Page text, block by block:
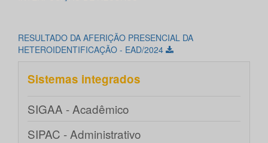
RESULTADO DA AFERIÇÃO PRESENCIAL DA
HETEROIDENTIFICAÇÃO - EAD/2024
Sistemas integrados
SIGAA - Acadêmico
SIPAC - Administrativo